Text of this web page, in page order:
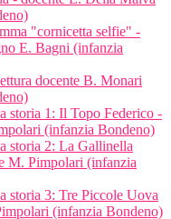
"cornicetta selfie" -
E. Bagni (infanzia
docente B. Monari
storia 1: Il Topo Federico -
(infanzia Bondeno)
storia 2: La Gallinella
M. Pimpolari (infanzia
storia 3: Tre Piccole Uova
(infanzia Bondeno)